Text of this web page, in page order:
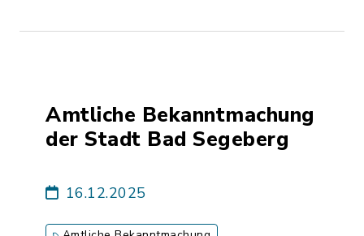
Amtliche Bekanntmachung
der Stadt Bad Segeberg
16.12.2025